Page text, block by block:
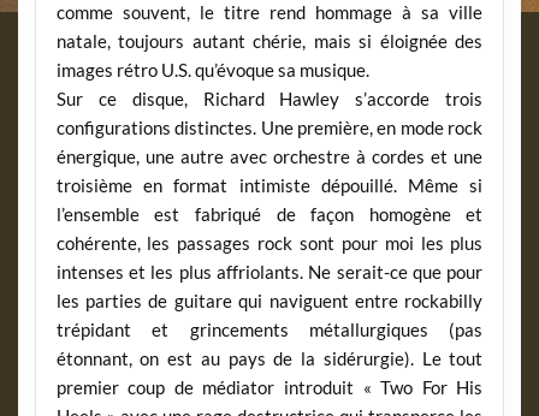
comme souvent, le titre rend hommage à sa ville
natale, toujours autant chérie, mais si éloignée des
images rétro U.S. qu’évoque sa musique.
Sur ce disque, Richard Hawley s’accorde trois
configurations distinctes. Une première, en mode rock
énergique, une autre avec orchestre à cordes et une
troisième en format intimiste dépouillé. Même si
l’ensemble est fabriqué de façon homogène et
cohérente, les passages rock sont pour moi les plus
intenses et les plus affriolants. Ne serait-ce que pour
les parties de guitare qui naviguent entre rockabilly
trépidant et grincements métallurgiques (pas
étonnant, on est au pays de la sidérurgie). Le tout
premier coup de médiator introduit « Two For His